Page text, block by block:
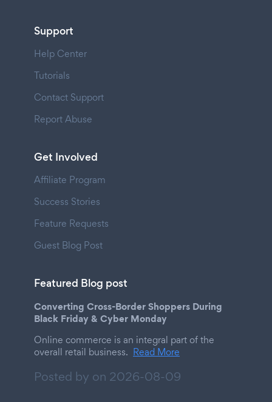
Support
Help Center
Tutorials
Contact Support
Report Abuse
Get Involved
Affiliate Program
Success Stories
Feature Requests
Guest Blog Post
Featured Blog post
Converting Cross-Border Shoppers During
Black Friday & Cyber Monday
Online commerce is an integral part of the
overall retail business. Read More
Posted by on 2026-08-09